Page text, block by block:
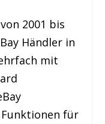
2001 bis
Händler in
mit
für